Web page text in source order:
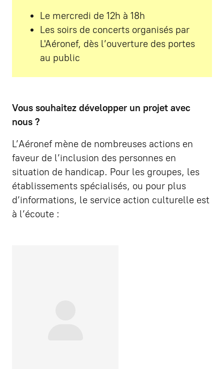
Le mercredi de 12h à 18h
Les soirs de concerts organisés par
L'Aéronef, dès l’ouverture des portes
au public
Vous souhaitez développer un projet avec
nous ?
L’Aéronef mène de nombreuses actions en
faveur de l’inclusion des personnes en
situation de handicap. Pour les groupes, les
établissements spécialisés, ou pour plus
d’informations, le service action culturelle est
à l’écoute :